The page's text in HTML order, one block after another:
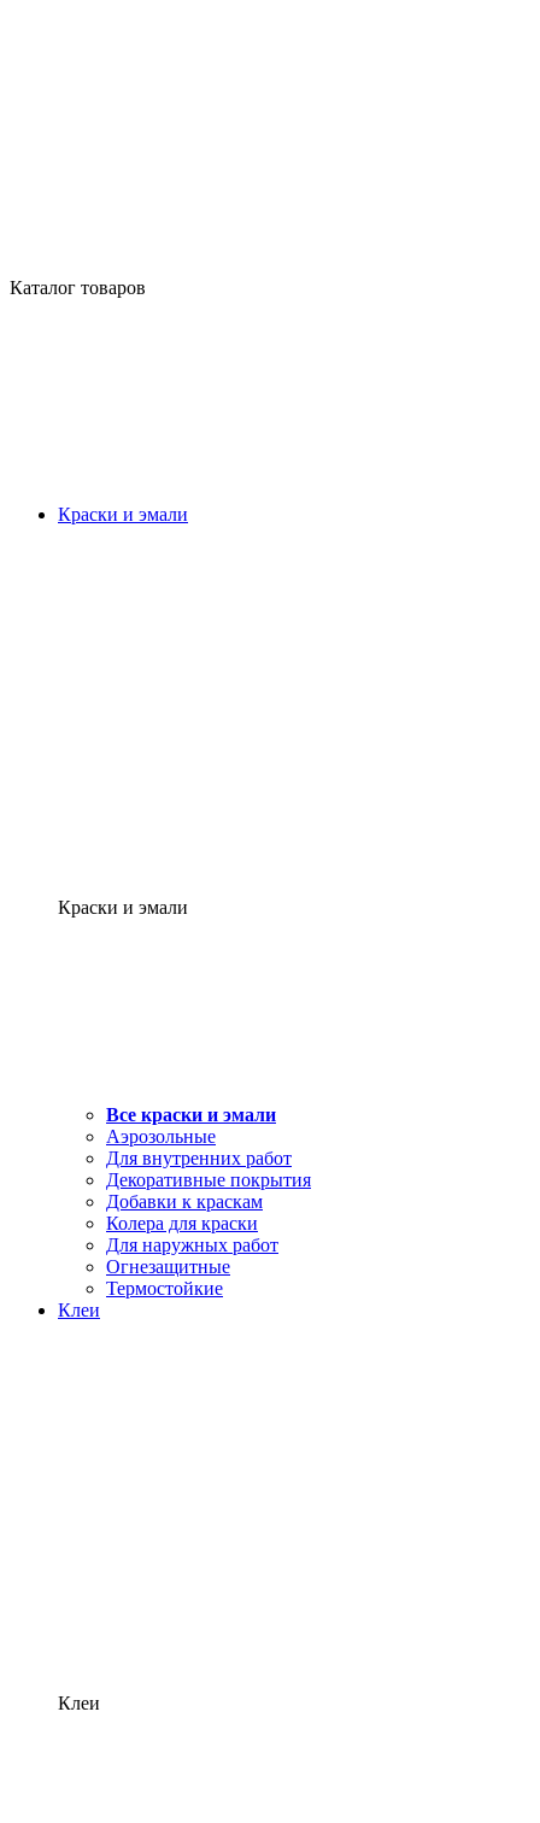
Каталог товаров
Краски и эмали
Краски и эмали
Все краски и эмали
Аэрозольные
Для внутренних работ
Декоративные покрытия
Добавки к краскам
Колера для краски
Для наружных работ
Огнезащитные
Термостойкие
Клеи
Клеи